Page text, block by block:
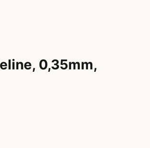
0,35mm,